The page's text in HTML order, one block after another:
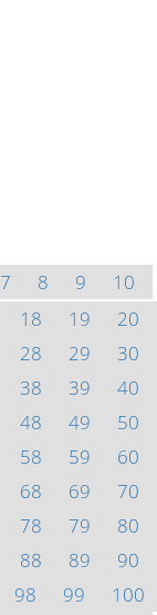
7 8 9
10
18 19
20
28 29
30
38 39
40
48 49
50
58 59
60
68 69
70
78 79
80
88 89
90
98 99
100